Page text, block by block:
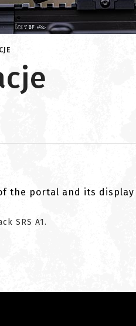
the portal and its
SRS A1.